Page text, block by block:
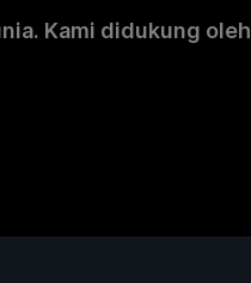
Kami didukung oleh